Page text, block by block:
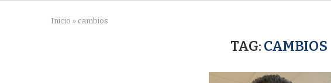
Inicio » cambios
TAG: CAMBIOS